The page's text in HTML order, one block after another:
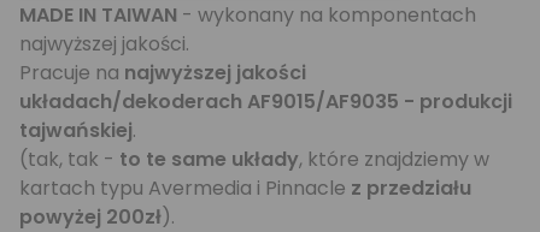
MADE IN TAIWAN - wykonany na komponentach
najwyższej jakości.
Pracuje na najwyższej jakości
układach/dekoderach AF9015/AF9035 - produkcji
tajwańskiej.
(tak, tak - to te same układy, które znajdziemy w
kartach typu Avermedia i Pinnacle z przedziału
powyżej 200zł).